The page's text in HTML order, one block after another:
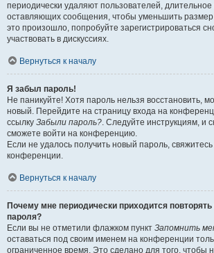
периодически удаляют пользователей,
оставляющих сообщения, чтобы уменьшить
это произошло, попробуйте зарегистрироваться
участвовать в дискуссиях.
Вернуться к началу
Я забыл пароль!
Не паникуйте! Хотя пароль нельзя восстановить,
новый. Перейдите на страницу входа на
ссылку Забыли пароль?. Следуйте инструкциям, и
сможете войти на конференцию.
Если не удалось получить новый пароль,
конференции.
Вернуться к началу
Почему мне периодически приходится
пароля?
Если вы не отметили флажком пункт Запомнить
оставаться под своим именем на конференции
ограниченное время. Это сделано для того, чтобы